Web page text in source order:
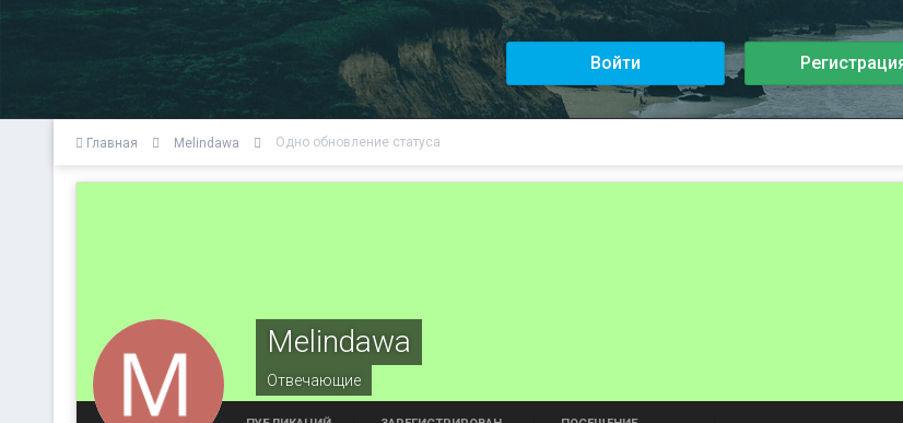
Войти
Главная Melindawa Одно обновление статуса
Melindawa
Отвечающие